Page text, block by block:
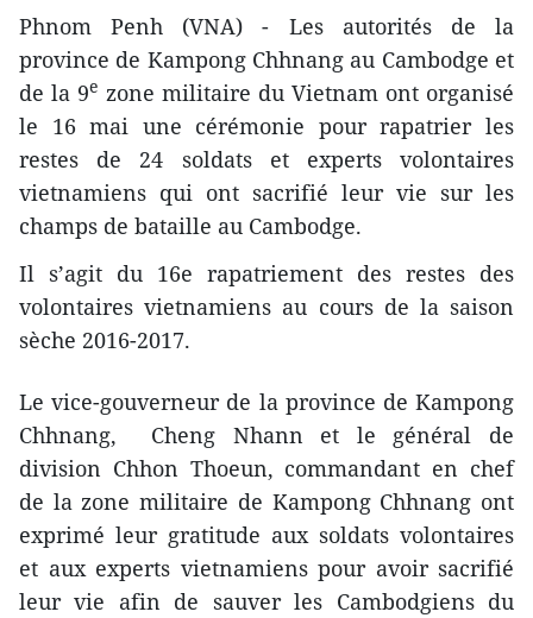
Phnom Penh (VNA) - Les autorités de la
province de Kampong Chhnang au Cambodge et
de la 9e zone militaire du Vietnam ont organisé
le 16 mai une cérémonie pour rapatrier les
restes de 24 soldats et experts volontaires
vietnamiens qui ont sacrifié leur vie sur les
champs de bataille au Cambodge.
Il s’agit du 16e rapatriement des restes des
volontaires vietnamiens au cours de la saison
sèche 2016-2017.
Le vice-gouverneur de la province de Kampong
Chhnang, Cheng Nhann et le général de
division Chhon Thoeun, commandant en chef
de la zone militaire de Kampong Chhnang ont
exprimé leur gratitude aux soldats volontaires
et aux experts vietnamiens pour avoir sacrifié
leur vie ​afin de sauver les Cambodgiens du